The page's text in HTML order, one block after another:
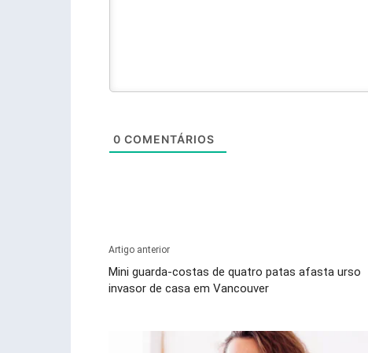
0 COMENTÁRIOS
Artigo anterior
Mini guarda-costas de quatro patas afasta urso
invasor de casa em Vancouver